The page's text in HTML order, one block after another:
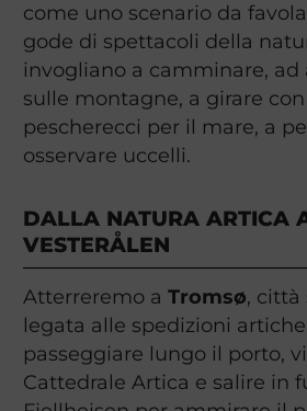
come uno scenario da
gode di spettacoli della
invogliano a camminare, ad
sulle montagne, a girare
pescherecci per il mare, a
osservare uccelli.
DALLA NATURA ARTICA
VESTERÅLEN
Atterreremo a Tromsø, città
legata alle spedizioni
passeggiare lungo il porto,
Cattedrale Artica e salire in